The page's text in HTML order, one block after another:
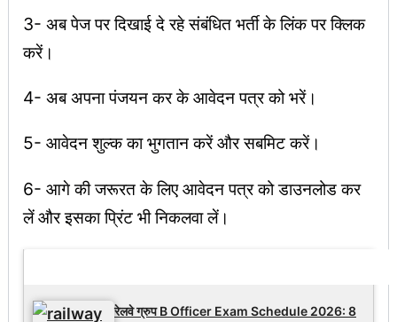
3- अब पेज पर दिखाई दे रहे संबंधित भर्ती के लिंक पर क्लिक
करें।
4- अब अपना पंजयन कर के आवेदन पत्र को भरें।
5- आवेदन शुल्क का भुगतान करें और सबमिट करें।
6- आगे की जरूरत के लिए आवेदन पत्र को डाउनलोड कर
लें और इसका प्रिंट भी निकलवा लें।
रेलवे ग्रुप B Officer Exam Schedule 2026: 8